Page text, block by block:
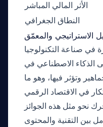
الأثر المالي المباشر
النطاق الجغرافي
الاستراتيجي والمعمّق
في صناعة التكنولوجيا
الذكاء الاصطناعي في
وتؤثر فيها، وهو ما
نحو مثل هذه الجوائز
بين التقنية والمحتوى